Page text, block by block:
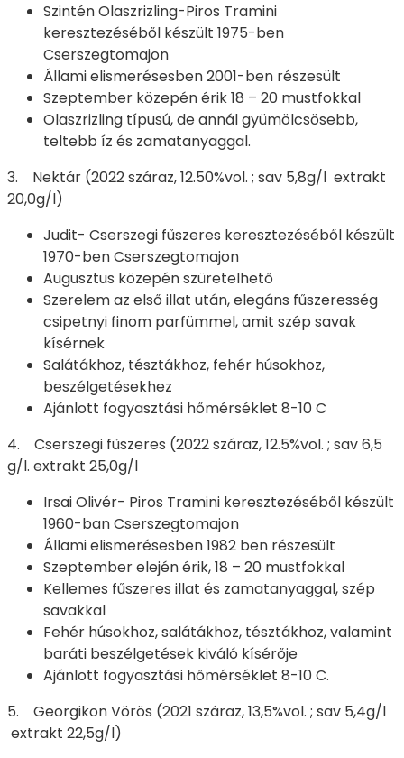
Szintén Olaszrizling-Piros Tramini
keresztezéséből készült 1975-ben
Cserszegtomajon
Állami elismerésesben 2001-ben részesült
Szeptember közepén érik 18 – 20 mustfokkal
Olaszrizling típusú, de annál gyümölcsösebb,
teltebb íz és zamatanyaggal.
3. Nektár (2022 száraz, 12.50%vol. ; sav 5,8g/l extrakt
20,0g/l)
Judit- Cserszegi fűszeres keresztezéséből készült
1970-ben Cserszegtomajon
Augusztus közepén szüretelhető
Szerelem az első illat után, elegáns fűszeresség
csipetnyi finom parfümmel, amit szép savak
kísérnek
Salátákhoz, tésztákhoz, fehér húsokhoz,
beszélgetésekhez
Ajánlott fogyasztási hőmérséklet 8-10 C
4. Cserszegi fűszeres (2022 száraz, 12.5%vol. ; sav 6,5
g/l. extrakt 25,0g/l
Irsai Olivér- Piros Tramini keresztezéséből készült
1960-ban Cserszegtomajon
Állami elismerésesben 1982 ben részesült
Szeptember elején érik, 18 – 20 mustfokkal
Kellemes fűszeres illat és zamatanyaggal, szép
savakkal
Fehér húsokhoz, salátákhoz, tésztákhoz, valamint
baráti beszélgetések kiváló kísérője
Ajánlott fogyasztási hőmérséklet 8-10 C.
5. Georgikon Vörös (2021 száraz, 13,5%vol. ; sav 5,4g/l
extrakt 22,5g/l)